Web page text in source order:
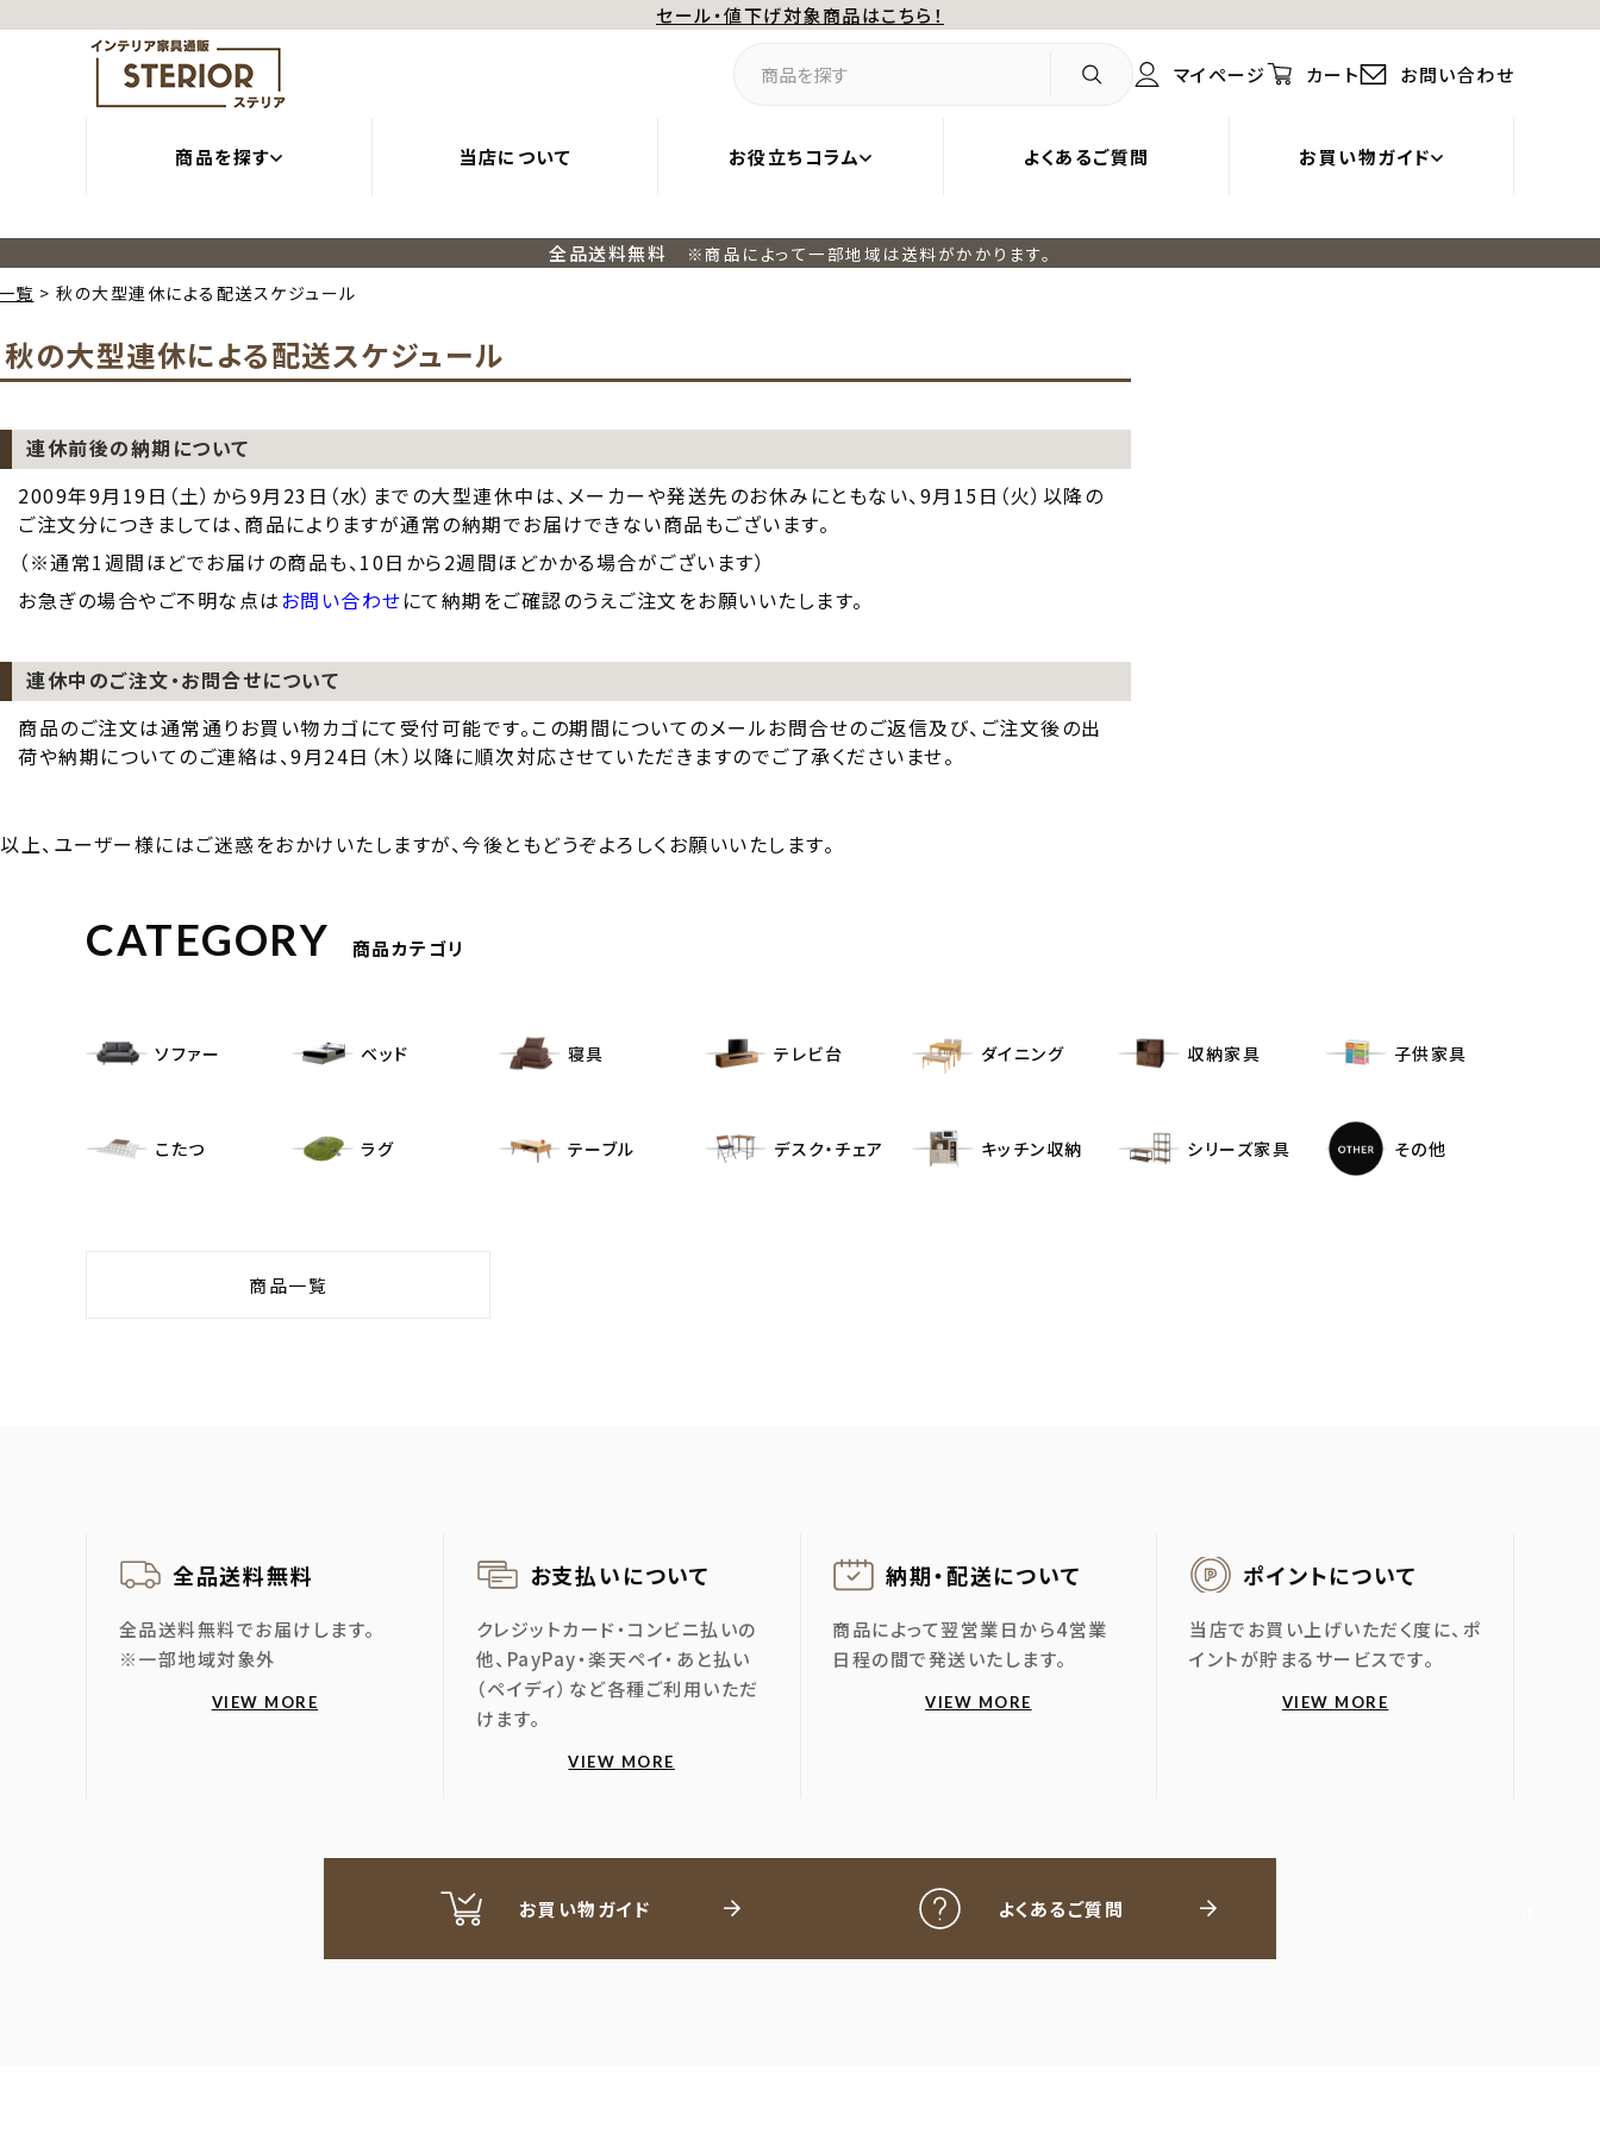
セール・値下げ対象商品はこちら！
マイページ カート お問い合わせ
商品を探す 当店について お役立ちコラム よくあるご質問 お買い物ガイド
全品送料無料
※商品によって一部地域は送料がかかります。
覧
秋の大型連休による配送スケジュール
秋の大型連休による配送スケジュール
連休前後の納期について
2009年9月19日（土）から9月23日（水）までの大型連休中は、メーカーや発送先のお休みにともない、9月15日（火）以降の
ご注文分につきましては、商品によりますが通常の納期でお届けできない商品もございます。
（※通常1週間ほどでお届けの商品も、10日から2週間ほどかかる場合がございます）
お急ぎの場合やご不明な点はお問い合わせにて納期をご確認のうえご注文をお願いいたします。
連休中のご注文・お問合せについて
商品のご注文は通常通りお買い物カゴにて受付可能です。この期間についてのメールお問合せのご返信及び、ご注文後の出
荷や納期についてのご連絡は、9月24日（木）以降に順次対応させていただきますのでご了承くださいませ。
以上、ユーザー様にはご迷惑をおかけいたしますが、今後ともどうぞよろしくお願いいたします。
CATEGORY 商品カテゴリ
ソファー ベッド 寝具 テレビ台 ダイニング 収納家具 子供家具
こたつ ラグ テーブル デスク・チェア キッチン収納 シリーズ家具 その他
商品一覧
全品送料無料
全品送料無料でお届けします。
※一部地域対象外
VIEW MORE
お支払いについて
クレジットカード・コンビニ払いの
他、PayPay・楽天ペイ・あと払い
（ペイディ）など各種ご利用いただ
けます。
VIEW MORE
納期・配送について
商品によって翌営業日から4営業
日程の間で発送いたします。
VIEW MORE
ポイントについて
当店でお買い上げいただく度に、ポ
イントが貯まるサービスです。
VIEW MORE
お買い物ガイド よくあるご質問